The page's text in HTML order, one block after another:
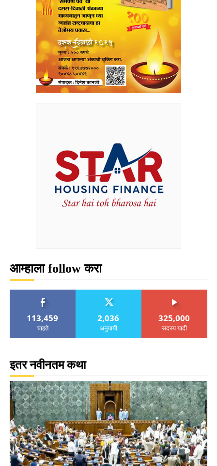
आम्हाला follow करा
113,459
चाहते
2,036
अनुयायी
325,000
सदस्य यादी
इतर नवीनतम कथा